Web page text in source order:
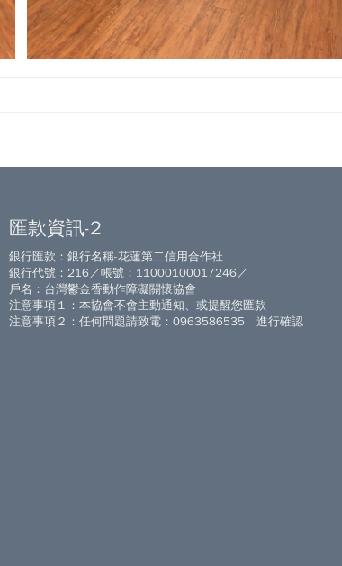
匯款資訊-2
銀行匯款：銀行名稱-花蓮第二信用合作社
銀行代號：216／帳號：11000100017246／
戶名：台灣鬱金香動作障礙關懷協會
注意事項１：本協會不會主動通知、或提醒您匯款
注意事項２：任何問題請致電：0963586535 進行確認